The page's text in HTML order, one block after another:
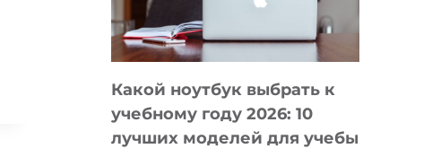
БЕЗ
КОДА
Какой ноутбук выбрать к
учебному году 2026: 10
лучших моделей для учебы